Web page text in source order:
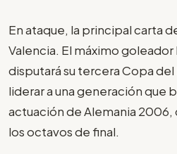
En ataque, la principal carta
Valencia. El máximo
disputará su tercera Copa
liderar a una generación que
actuación de Alemania 2006,
los octavos de final.